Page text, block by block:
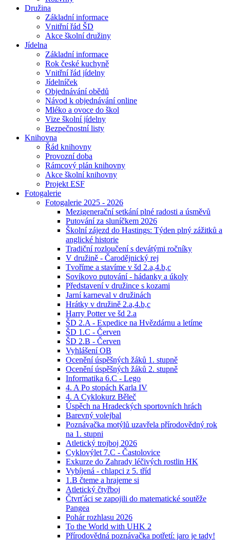
Družina
Základní informace
Vnitřní řád ŠD
Akce školní družiny
Jídelna
Základní informace
Rok české kuchyně
Vnitřní řád jídelny
Jídelníček
Objednávání obědů
Návod k objednávání online
Mléko a ovoce do škol
Vize školní jídelny
Bezpečnostní listy
Knihovna
Řád knihovny
Provozní doba
Rámcový plán knihovny
Akce školní knihovny
Projekt ESF
Fotogalerie
Fotogalerie 2025 - 2026
Mezigenerační setkání plné radosti a úsměvů
Putování za sluníčkem 2026
Školní zájezd do Hastings: Týden plný zážitků a
anglické historie
Tradiční rozloučení s devátými ročníky
V družině - Čarodějnický rej
Tvoříme a stavíme v šd 2.a,4.b,c
Sovíkovo putování - hádanky a úkoly
Představení v družince s kozami
Jarní karneval v družinách
Hrátky v družině 2.a,4.b,c
Harry Potter ve šd 2.a
ŠD 2.A - Expedice na Hvězdárnu a letíme
ŠD 1.C - Červen
ŠD 2.B - Červen
Vyhlášení OB
Ocenění úspěšných žáků 1. stupně
Ocenění úspěšných žáků 2. stupně
Informatika 6.C - Lego
4. A Po stopách Karla IV
4. A Cyklokurz Běleč
Úspěch na Hradeckých sportovních hrách
Barevný volejbal
Poznávačka motýlů uzavřela přírodovědný rok
na 1. stupni
Atletický trojboj 2026
Cyklovýlet 7.C - Častolovice
Exkurze do Zahrady léčivých rostlin HK
Vybíjená - chlapci z 5. tříd
1.B čteme a hrajeme si
Atletický čtyřboj
Čtvrťáci se zapojili do matematické soutěže
Pangea
Pohár rozhlasu 2026
To the World with UHK 2
Přírodovědná poznávačka potřetí: jaro je tady!